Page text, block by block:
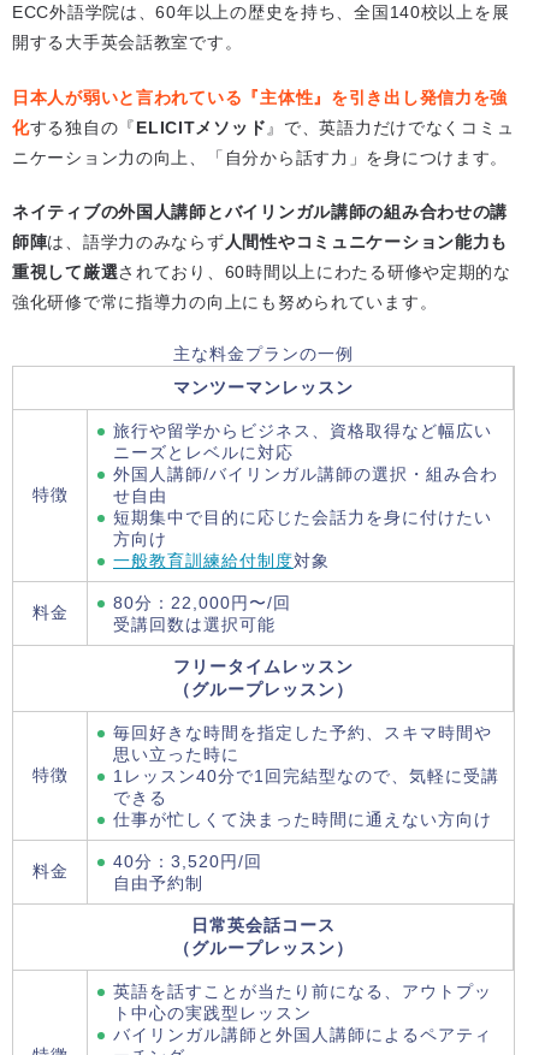
ECC外語学院は、60年以上の歴史を持ち、全国140校以上を展
開する大手英会話教室です。
日本人が弱いと言われている『主体性』を引き出し発信力を強
化する独自の『ELICITメソッド 』で、英語力だけでなくコミュ
ニケーション力の向上、「自分から話す力」を身につけます。
ネイティブの外国人講師とバイリンガル講師の組み合わせの講
師陣は、語学力のみならず人間性やコミュニケーション能力も
重視して厳選されており、60時間以上にわたる研修や定期的な
強化研修で常に指導力の向上にも努められています。
主な料金プランの一例
マンツーマンレッスン
特徴
旅行や留学からビジネス、資格取得など幅広い
ニーズとレベルに対応
外国人講師/バイリンガル講師の選択・組み合わ
せ自由
短期集中で目的に応じた会話力を身に付けたい
方向け
一般教育訓練給付制度対象
料金
80分：22,000円〜/回
受講回数は選択可能
フリータイムレッスン
（グループレッスン）
特徴
毎回好きな時間を指定した予約、スキマ時間や
思い立った時に
1レッスン40分で1回完結型なので、気軽に受講
できる
仕事が忙しくて決まった時間に通えない方向け
料金
40分：3,520円/回
自由予約制
日常英会話コース
（グループレッスン）
英語を話すことが当たり前になる、アウトプッ
ト中心の実践型レッスン
バイリンガル講師と外国人講師によるペアティ